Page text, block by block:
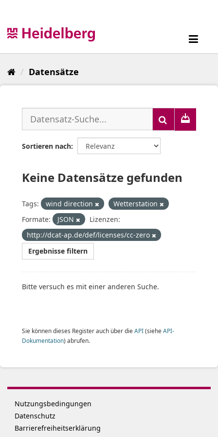
Datensätze
Sortieren nach
Keine Datensätze gefunden
Tags: wind direction
Wetterstation
Formate:
JSON
Lizenzen:
http://dcat-ap.de/def/licenses/cc-zero
Ergebnisse filtern
Bitte versuch es mit einer anderen Suche.
Sie können dieses Register auch über die API(siehe API-
Dokumentation) abrufen.
Nutzungsbedingungen
Datenschutz
Barrierefreiheitserklärung